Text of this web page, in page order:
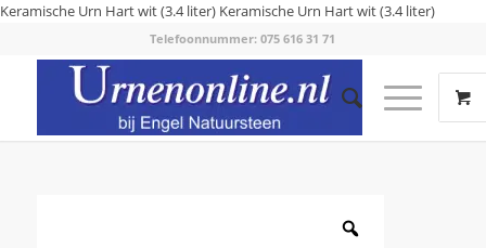
Keramische Urn Hart wit (3.4 liter) Keramische Urn Hart wit (3.4 liter)
Telefoonnummer: 075 616 31 71